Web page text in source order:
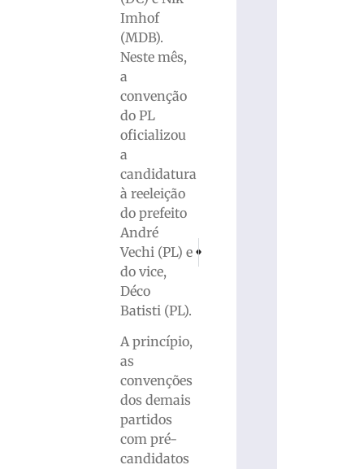
Imhof
(MDB).
Neste mês,
a
convenção
do PL
oficializou
a
candidatura
à reeleição
do prefeito
André
Vechi (PL) e
do vice,
Déco
Batisti (PL).
A princípio,
as
convenções
dos demais
partidos
com pré-
candidatos
PRÓXIMO
Motociclista morre em grave acidente no